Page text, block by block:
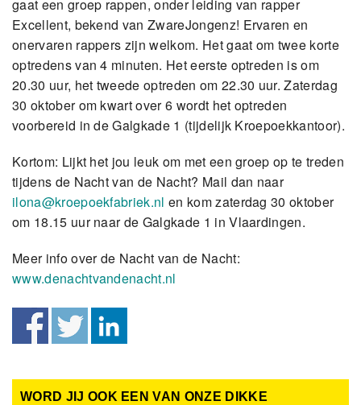
gaat een groep rappen, onder leiding van rapper
Excellent, bekend van ZwareJongenz! Ervaren en
onervaren rappers zijn welkom. Het gaat om twee korte
optredens van 4 minuten. Het eerste optreden is om
20.30 uur, het tweede optreden om 22.30 uur. Zaterdag
30 oktober om kwart over 6 wordt het optreden
voorbereid in de Galgkade 1 (tijdelijk Kroepoekkantoor).
Kortom: Lijkt het jou leuk om met een groep op te treden
tijdens de Nacht van de Nacht? Mail dan naar
ilona@kroepoekfabriek.nl en kom zaterdag 30 oktober
om 18.15 uur naar de Galgkade 1 in Vlaardingen.
Meer info over de Nacht van de Nacht:
www.denachtvandenacht.nl
WORD JIJ OOK EEN VAN ONZE DIKKE